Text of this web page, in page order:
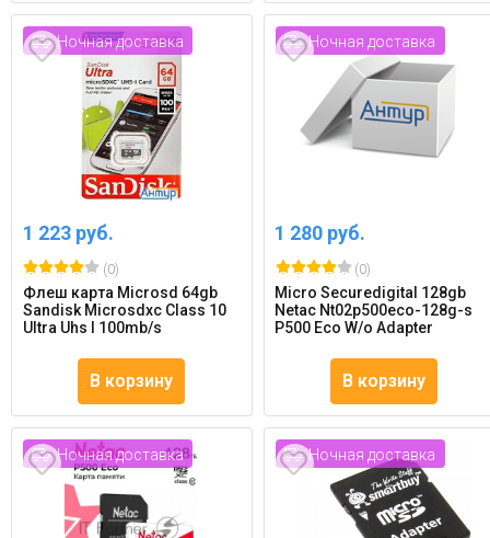
Ночная доставка
1 223 руб.
(0)
Флеш карта Microsd 64gb
Sandisk Microsdxc Class 10
Ultra Uhs I 100mb/s
В корзину
Ночная доставка
1 280 руб.
(0)
Micro Securedigital 128gb
Netac Nt02p500eco-128g-s
P500 Eco W/o Adapter
В корзину
Ночная доставка Ночная доставка